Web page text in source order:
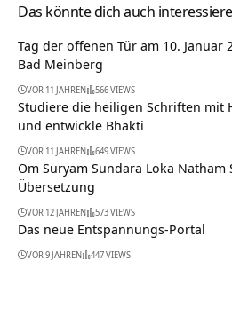
Das könnte dich auch
Tag der offenen Tür am 10. Januar
Bad Meinberg
VOR 11 JAHREN 566 VIEWS
Studiere die heiligen Schriften mit
und entwickle Bhakti
VOR 11 JAHREN 649 VIEWS
Om Suryam Sundara Loka
Übersetzung
VOR 12 JAHREN 573 VIEWS
Das neue Entspannungs-Portal
VOR 9 JAHREN 447 VIEWS